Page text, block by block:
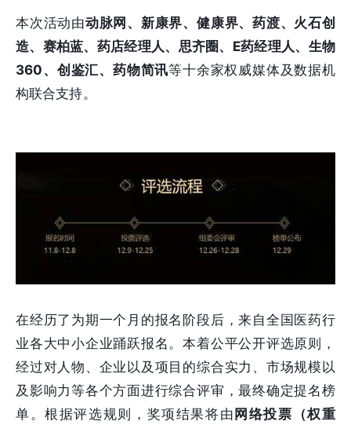
本次活动由动脉网、新康界、健康界、药渡、火石创
造、赛柏蓝、药店经理人、思齐圈、E药经理人、生物
360、创鉴汇、药物简讯等十余家权威媒体及数据机
构联合支持。
在经历了为期一个月的报名阶段后，来自全国医药行
业各大中小企业踊跃报名。本着公平公开评选原则，
经过对人物、企业以及项目的综合实力、市场规模以
及影响力等各个方面进行综合评审，最终确定提名榜
单。根据评选规则，奖项结果将由 网络投票（权重